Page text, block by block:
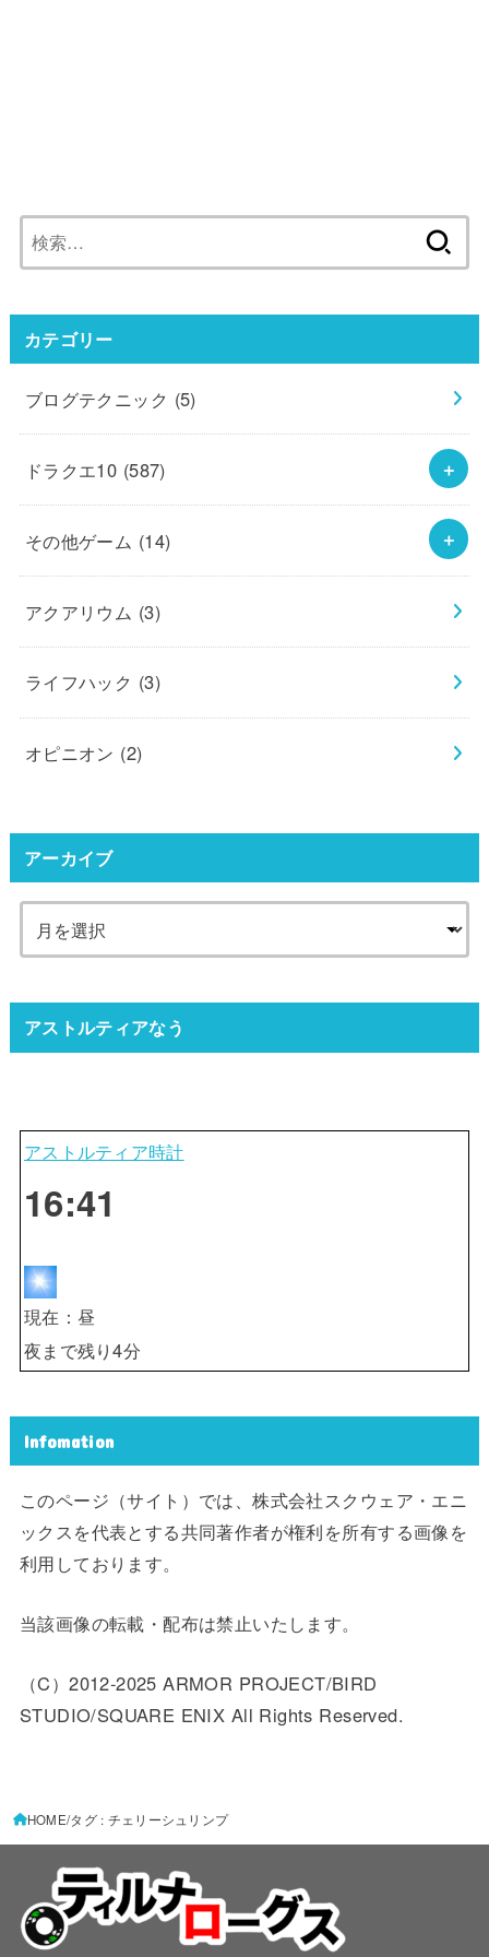
索:
カテゴリー
ブログテクニック (5)
ドラクエ10 (587)
その他ゲーム (14)
アクアリウム (3)
ライフハック (3)
オピニオン (2)
アーカイブ
アストルティアなう
アストルティア時計
16:42
現在： 昼
夜まで残り4分
Infomation
このページ（サイト）では、株式会社スクウェア・エニ
ックスを代表とする共同著作者が権利を所有する画像を
利用しております。
当該画像の転載・配布は禁止いたします。
（C）2012-2025 ARMOR PROJECT/BIRD
STUDIO/SQUARE ENIX All Rights Reserved.
HOME タグ : チェリーシュリンプ